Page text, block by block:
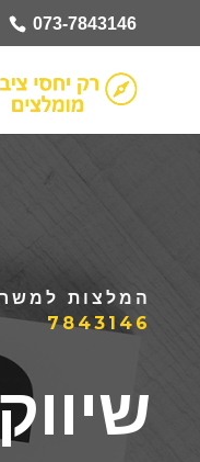
073-7843146
המלצות
7843146